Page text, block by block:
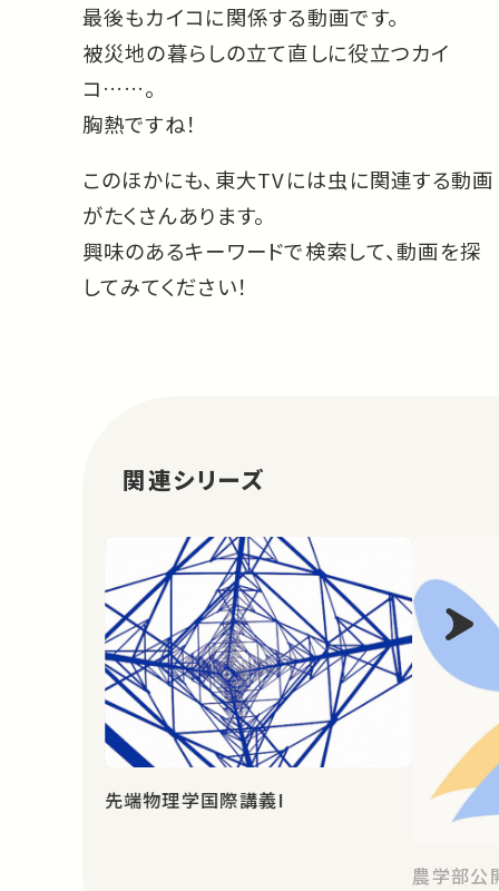
最後もカイコに関係する動画です。
被災地の暮らしの立て直しに役立つカイ
コ……。
胸熱ですね！
このほかにも、東大TVには虫に関連する動画
がたくさんあります。
興味のあるキーワードで検索して、動画を探
してみてください！
関連シリーズ
先端物理学国際講義I
農学部公